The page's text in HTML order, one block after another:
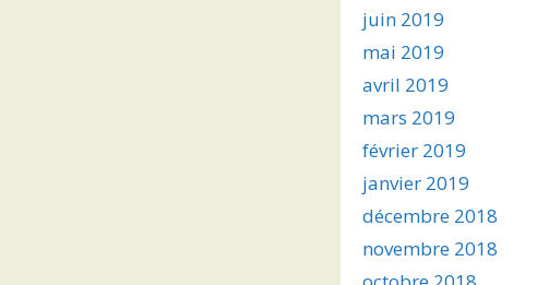
juin 2019
mai 2019
avril 2019
mars 2019
février 2019
janvier 2019
décembre 2018
novembre 2018